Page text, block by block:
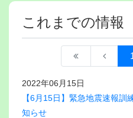
これまでの情報
2022年06月15日
【6月15日】緊急地震速報訓
知らせ